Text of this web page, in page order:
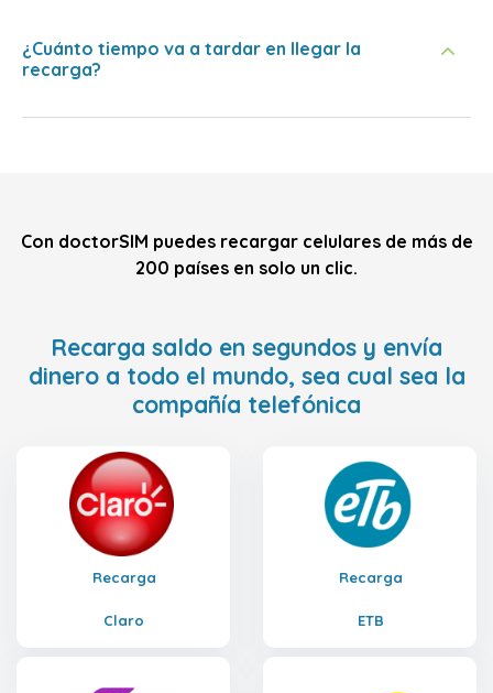
¿Cuánto tiempo va a tardar en llegar la
recarga?
Con doctorSIM puedes recargar celulares de más de
200 países en solo un clic.
Recarga saldo en segundos y envía
dinero a todo el mundo, sea cual sea la
compañía telefónica
Recarga
Claro
Recarga
ETB